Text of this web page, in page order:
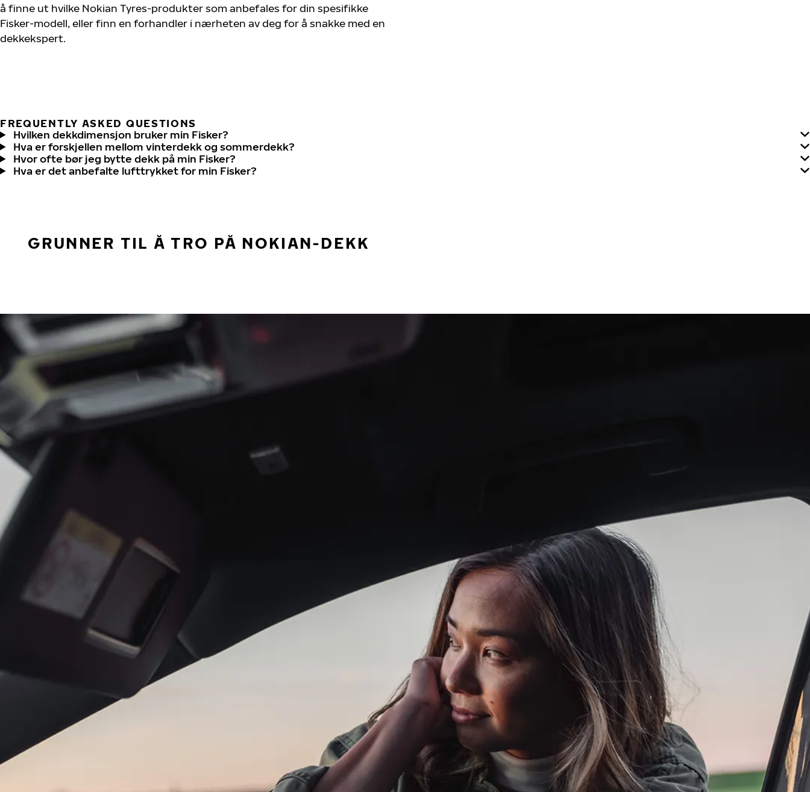
å finne ut hvilke Nokian Tyres-produkter som anbefales for din spesifikke
Fisker-modell, eller finn en forhandler i nærheten av deg for å snakke med en
dekkekspert.
FREQUENTLY ASKED QUESTIONS
Hvilken dekkdimensjon bruker min Fisker?
Hva er forskjellen mellom vinterdekk og sommerdekk?
Hvor ofte bør jeg bytte dekk på min Fisker?
Hva er det anbefalte lufttrykket for min Fisker?
GRUNNER TIL Å TRO PÅ NOKIAN-DEKK